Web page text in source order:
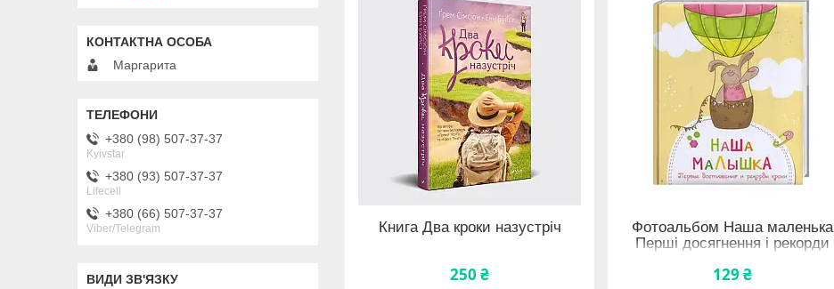
Книга Два кроки назустріч
250 ₴
Фотоальбом Наша маленька
Перші досягнення і рекорди
129 ₴
Маргарита
+380 (98) 507-37-37
Kyivstar
+380 (93) 507-37-37
Lifecell
+380 (66) 507-37-37
Viber/Telegram